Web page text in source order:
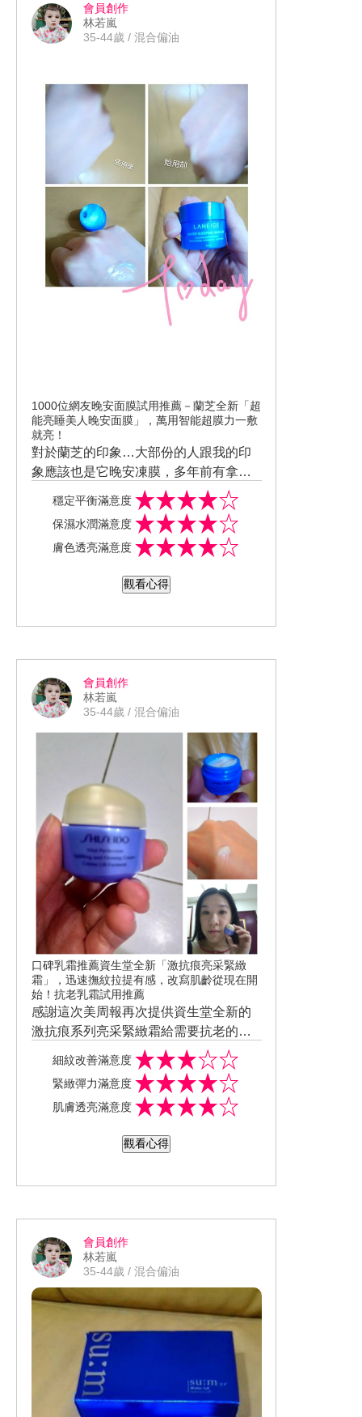
還是需要徹底的清潔.
會員創作
林若嵐
35-44歲 / 混合偏油
1000位網友晚安面膜試用推薦－蘭芝全新「超
能亮睡美人晚安面膜」，萬用智能超膜力一敷
就亮！
對於蘭芝的印象…大部份的人跟我的印
象應該也是它晚安凍膜，多年前有拿過
舊版晚安凍膜的試用包，使用過的感覺
是些許黏膩不太清爽…沒辦法讓我可以
敷到隔天早晨，而這次試用的是蘭芝全
新升級的「超能亮睡美人晚安面膜」，
淡淡的香氛香味…讓人有身心放鬆舒
天氣變化大…很容易讓皮膚處在不穩定
晚安面膜就很適合跟我一樣討厭繁瑣保
養的人，只要清潔完畢就只要擦一罐保
穩定平衡滿意度
保濕水潤滿意度
膚色透亮滿意度
觀看心得
會員創作
林若嵐
35-44歲 / 混合偏油
口碑乳霜推薦資生堂全新「激抗痕亮采緊緻
霜」，迅速撫紋拉提有感，改寫肌齡從現在開
始！抗老乳霜試用推薦
感謝這次美周報再次提供資生堂全新的
激抗痕系列亮采緊緻霜給需要抗老的大
家體驗，這次我體驗的是激抗痕亮釆緊
緻霜（輕盈版），使用方式是早晚保養
最後一道程序，用刮棒沾取兩個珍珠的
大小的量，平均分散於雙頰、前額、鼻
狀始用在肌膚上不會感到黏膩觸感，香
的我不會感到鼻子不舒服，搭配5G按摩
明顯，毛孔也變得比較不明顯
#資生堂百年抗老科技之大成 #高感度傳
遞科技 #拉提神霜 #全新激抗痕亮采緊緻
霜 https://m.facebook.com/story.php?stor
y_fbid=3763078970379828&id=100000
細紋改善滿意度
緊緻彈力滿意度
肌膚透亮滿意度
觀看心得
會員創作
林若嵐
35-44歲 / 混合偏油